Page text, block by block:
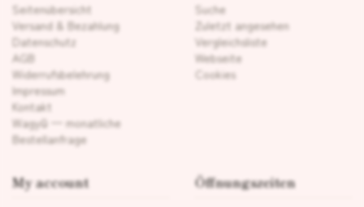
Seitenübersicht
Versand & Bezahlung
Datenschutz
AGB
Widerrufsbelehrung
Impressum
Kontakt
Wagyū — monatliche
Bestellanfrage
Suche
Zuletzt angesehen
Vergleichsliste
Webseite
Cookies
My account Öffnungszeiten